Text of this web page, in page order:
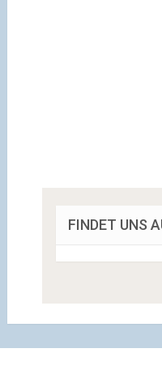
FINDET UNS